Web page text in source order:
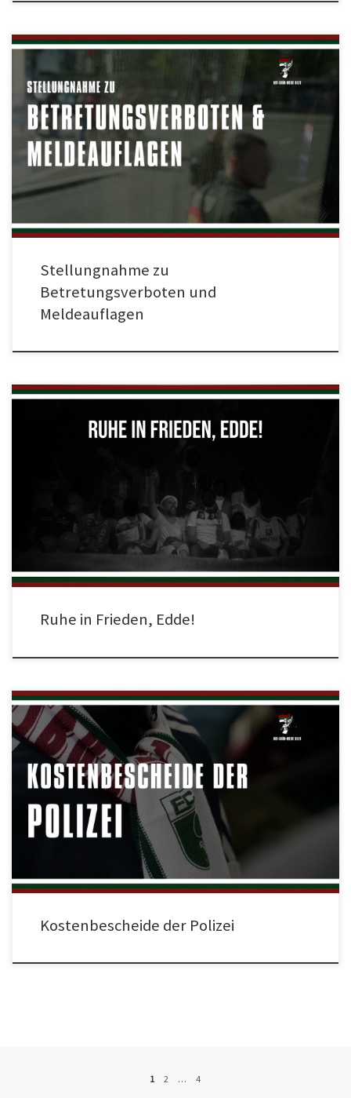
„Ordnungsamt + Bullen: Fickt euch und eure Verbote!“ war am Sonntag auf
einer großen Fahne am Zaun der Ulrich-Biesinger-Tribüne zu lesen. Die
Aussage der Ultraszene im Stadion und ihre kurze Erläuterung im Vorfeld
(https://augsburg.original1907.de/2024/02/fickt-euch-und-eure-
verbote.html?i=1) finden ihren Auslöser in Briefen, die am Freitag vor dem
Heimspiel gegen Freiburg drei FCA-Fans persönlich […]
Stellungnahme zu
Betretungsverboten und
Meldeauflagen
Augsburg war er nicht nur zwischen 2011 und 2016 uns Fans ein
vertrauensvoller Ratgeber. Der Dialog zwischen allen Menschen die Teil des
Ruhe in Frieden, Edde!
In den vergangenen Tagen haben mehrere Mitglieder des Rot-Grün-Weiße
Hilfe e.V. Post vom Polizeipräsidium Schwaben Nord erhalten. In dem
Schreiben mit der Überschrift „Anhörung“ werden Betroffene darüber
informiert, dass ihnen von Seiten der Polizei Kosten „für die Anwendung
unmittelbaren Zwangs“ in Höhe von 59€ in Rechnung gestellt werden sollen.
Ihnen […]
Kostenbescheide der Polizei
1 2 … 4